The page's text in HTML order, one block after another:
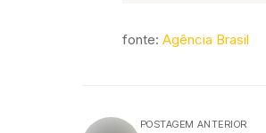
fonte: Agência Brasil
POSTAGEM ANTERIOR